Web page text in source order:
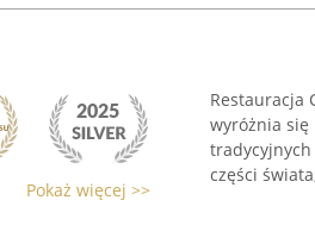
Pokaż więcej >>
Restauracja
wyróżnia się
części